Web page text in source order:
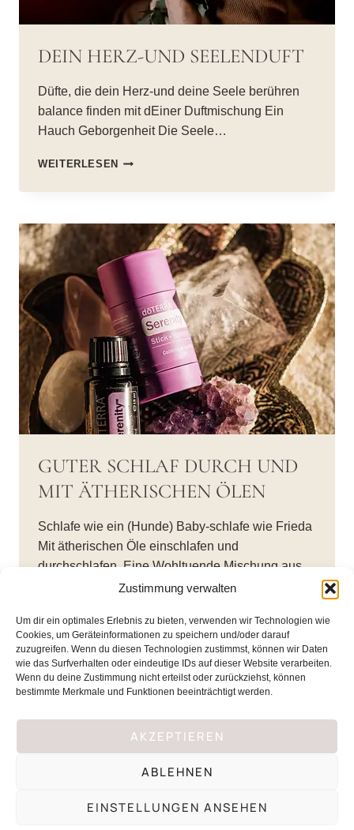
Zustimmung verwalten
Um dir ein optimales Erlebnis zu bieten, verwenden wir Technologien wie
Cookies, um Geräteinformationen zu speichern und/oder darauf
zuzugreifen. Wenn du diesen Technologien zustimmst, können wir Daten
wie das Surfverhalten oder eindeutige IDs auf dieser Website verarbeiten.
Wenn du deine Zustimmung nicht erteilst oder zurückziehst, können
bestimmte Merkmale und Funktionen beeinträchtigt werden.
AKZEPTIEREN
ABLEHNEN
EINSTELLUNGEN ANSEHEN
DEIN HERZ-UND SEELENDUFT
Düfte, die dein Herz-und deine Seele berühren
balance finden mit dEiner Duftmischung Ein
Hauch Geborgenheit Die Seele…
WEITERLESEN DEIN
UND
GUTER SCHLAF DURCH UND
MIT ÄTHERISCHEN ÖLEN
Schlafe wie ein (Hunde) Baby-schlafe wie Frieda
Mit ätherischen Öle einschlafen und
durchschlafen. Eine Wohltuende Mischung aus…
GUTER
DURCH
UND
MIT
ÄTHERISCHEN
ÖLEN